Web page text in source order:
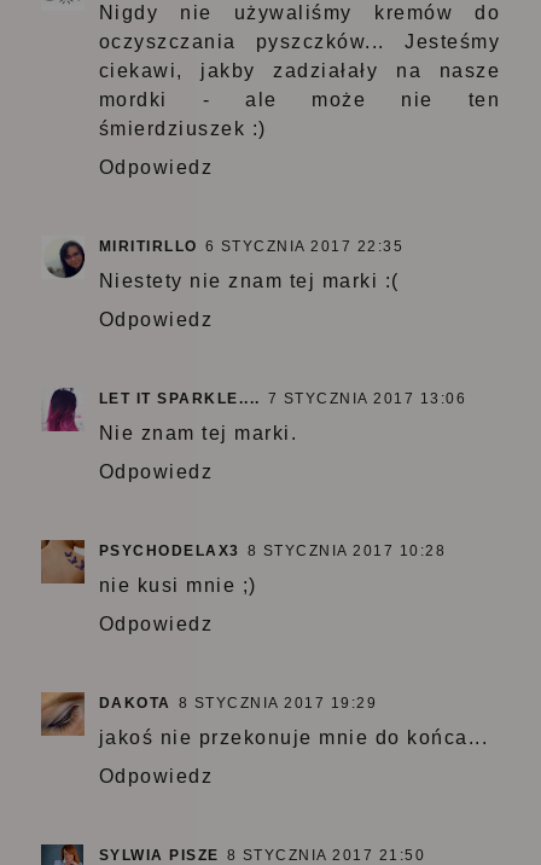
Nigdy nie używaliśmy kremów do
oczyszczania pyszczków... Jesteśmy
ciekawi, jakby zadziałały na nasze
mordki - ale może nie ten
śmierdziuszek :)
Odpowiedz
MIRITIRLLO 6 STYCZNIA 2017 22:35
Niestety nie znam tej marki :(
Odpowiedz
LET IT SPARKLE.... 7 STYCZNIA 2017 13:06
Nie znam tej marki.
Odpowiedz
PSYCHODELAX3 8 STYCZNIA 2017 10:28
nie kusi mnie ;)
Odpowiedz
DAKOTA 8 STYCZNIA 2017 19:29
jakoś nie przekonuje mnie do końca...
Odpowiedz
SYLWIA PISZE 8 STYCZNIA 2017 21:50